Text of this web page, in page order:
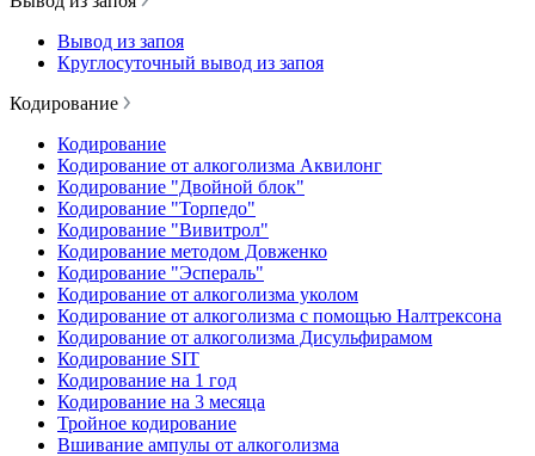
Вывод из запоя
Круглосуточный вывод из запоя
Кодирование
Кодирование
Кодирование от алкоголизма Аквилонг
Кодирование "Двойной блок"
Кодирование "Торпедо"
Кодирование "Вивитрол"
Кодирование методом Довженко
Кодирование "Эспераль"
Кодирование от алкоголизма уколом
Кодирование от алкоголизма с помощью Налтрексона
Кодирование от алкоголизма Дисульфирамом
Кодирование SIT
Кодирование на 1 год
Кодирование на 3 месяца
Тройное кодирование
Вшивание ампулы от алкоголизма